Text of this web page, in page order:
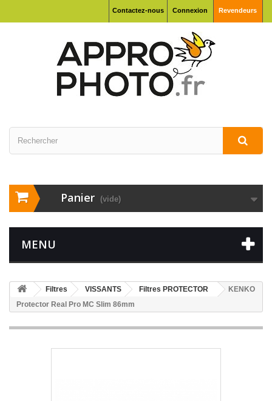
Connexion Revendeurs
Contactez-nous
Panier (vide)
MENU
Filtres VISSANTS Filtres PROTECTOR
KENKO
Protector Real Pro MC Slim 86mm